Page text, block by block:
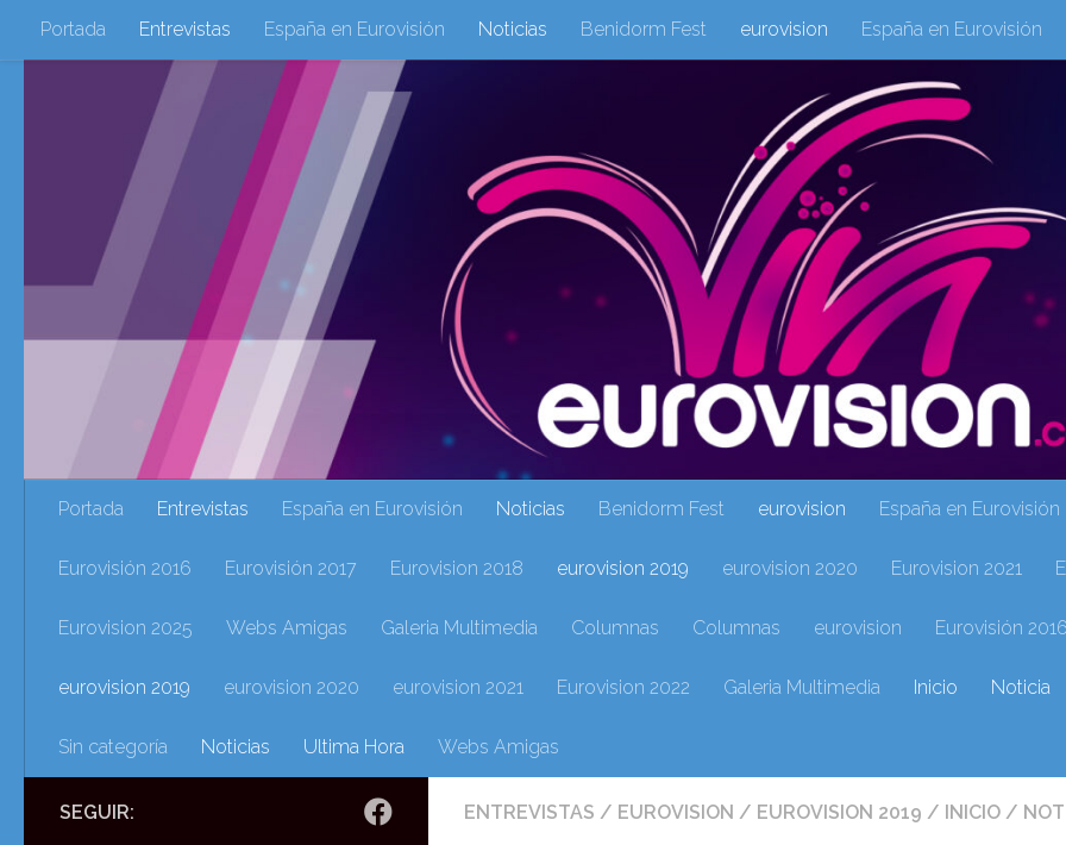
Saltar al contenido
Portada Entrevistas España en Eurovisión Noticias Benidorm Fest eurovision España en Eurovisión
Eurovisión 2016 Eurovisión 2017 Eurovision 2018 eurovision 2020 Eurovision 2021
Eurovision 2025 Webs Amigas Galeria Multimedia Columnas Columnas eurovision Eurovisión 2016
eurovision 2020 eurovision 2021 Eurovision 2022 Galeria Multimedia Inicio Noticia operacion triunfo
Ultima Hora Webs Amigas
Portada Entrevistas España en Eurovisión Noticias Benidorm Fest eurovision España en Eurovisión
Eurovisión 2016 Eurovisión 2017 Eurovision 2018 eurovision 2019 eurovision 2020 Eurovision 2021
Eurovision 2025 Webs Amigas Galeria Multimedia Columnas Columnas eurovision Eurovisión
eurovision 2019 eurovision 2020 eurovision 2021 Eurovision 2022 Galeria Multimedia Inicio Noticia
Sin categoría Noticias Ultima Hora Webs Amigas
ENTREVISTAS / EUROVISION / EUROVISION 2019 / INICIO /
SEGUIR: